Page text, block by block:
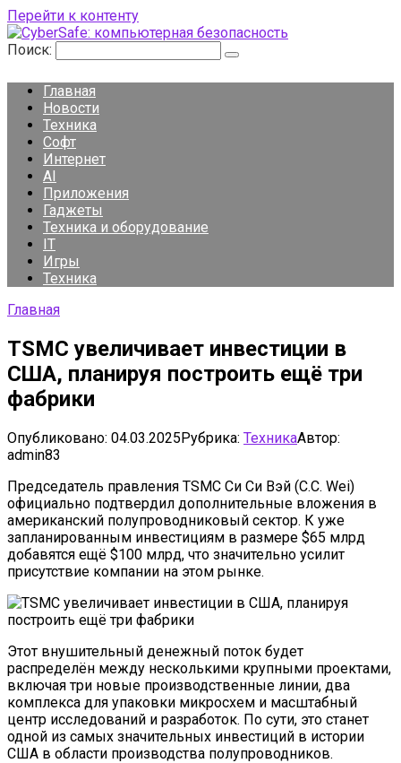
Перейти к контенту
Поиск:
Главная
Новости
Техника
Софт
Интернет
AI
Приложения
Гаджеты
Техника и оборудование
IT
Игры
Техника
Главная
TSMC увеличивает инвестиции в
США, планируя построить ещё три
фабрики
Опубликовано: 04.03.2025Рубрика: ТехникаАвтор:
admin83
Председатель правления TSMC Си Си Вэй (C.C. Wei)
официально подтвердил дополнительные вложения в
американский полупроводниковый сектор. К уже
запланированным инвестициям в размере $65 млрд
добавятся ещё $100 млрд, что значительно усилит
присутствие компании на этом рынке.
Этот внушительный денежный поток будет
распределён между несколькими крупными проектами,
включая три новые производственные линии, два
комплекса для упаковки микросхем и масштабный
центр исследований и разработок. По сути, это станет
одной из самых значительных инвестиций в истории
США в области производства полупроводников.